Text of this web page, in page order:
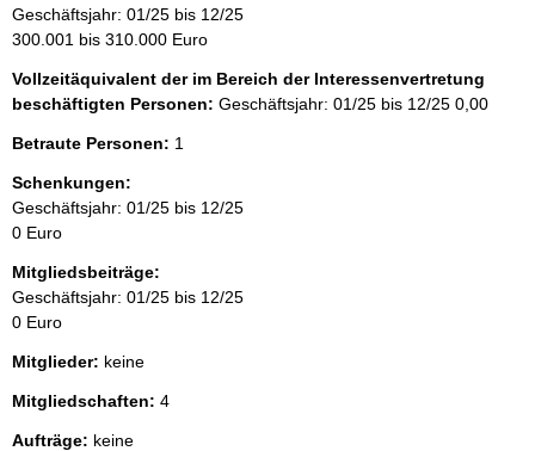
Geschäftsjahr: 01/25 bis 12/25
300.001 bis 310.000 Euro
Vollzeitäquivalent der im Bereich der Interessenvertretung
beschäftigten Personen: Geschäftsjahr: 01/25 bis 12/25 0,00
Betraute Personen: 1
Schenkungen:
Geschäftsjahr: 01/25 bis 12/25
0 Euro
Mitgliedsbeiträge:
Geschäftsjahr: 01/25 bis 12/25
0 Euro
Mitglieder: keine
Mitgliedschaften: 4
Aufträge: keine